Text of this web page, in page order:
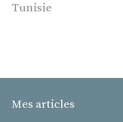
Tunisie
Mes articles